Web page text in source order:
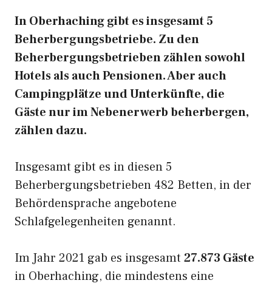
In Oberhaching gibt es insgesamt 5
Beherbergungsbetriebe. Zu den
Beherbergungsbetrieben zählen sowohl
Hotels als auch Pensionen. Aber auch
Campingplätze und Unterkünfte, die
Gäste nur im Nebenerwerb beherbergen,
zählen dazu.
Insgesamt gibt es in diesen 5
Beherbergungsbetrieben 482 Betten, in der
Behördensprache angebotene
Schlafgelegenheiten genannt.
Im Jahr 2021 gab es insgesamt 27.873 Gäste
in Oberhaching, die mindestens eine